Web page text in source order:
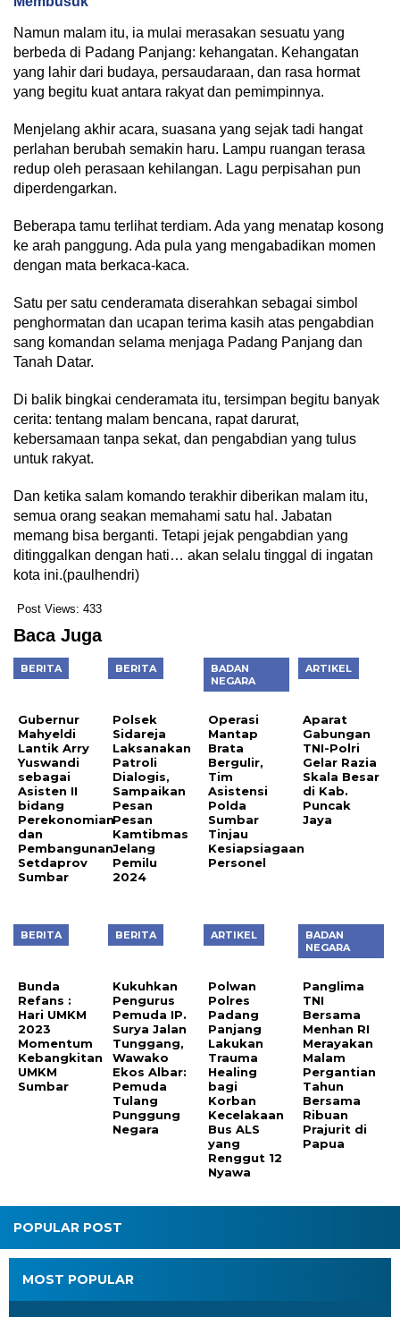
Namun malam itu, ia mulai merasakan sesuatu yang
berbeda di Padang Panjang: kehangatan. Kehangatan
yang lahir dari budaya, persaudaraan, dan rasa hormat
yang begitu kuat antara rakyat dan pemimpinnya.
Menjelang akhir acara, suasana yang sejak tadi hangat
perlahan berubah semakin haru. Lampu ruangan terasa
redup oleh perasaan kehilangan. Lagu perpisahan pun
diperdengarkan.
Beberapa tamu terlihat terdiam. Ada yang menatap kosong
ke arah panggung. Ada pula yang mengabadikan momen
dengan mata berkaca-kaca.
Satu per satu cenderamata diserahkan sebagai simbol
penghormatan dan ucapan terima kasih atas pengabdian
sang komandan selama menjaga Padang Panjang dan
Tanah Datar.
Di balik bingkai cenderamata itu, tersimpan begitu banyak
cerita: tentang malam bencana, rapat darurat,
kebersamaan tanpa sekat, dan pengabdian yang tulus
untuk rakyat.
Dan ketika salam komando terakhir diberikan malam itu,
semua orang seakan memahami satu hal. Jabatan
memang bisa berganti. Tetapi jejak pengabdian yang
ditinggalkan dengan hati… akan selalu tinggal di ingatan
kota ini.(paulhendri)
Post Views: 433
Baca Juga
BERITA
Gubernur
Mahyeldi
Lantik Arry
Yuswandi
sebagai
Asisten II
bidang
Perekonomian
dan
Pembangunan
Setdaprov
Sumbar
BERITA
Polsek
Sidareja
Laksanakan
Patroli
Dialogis,
Sampaikan
Pesan
Pesan
Kamtibmas
Jelang
Pemilu
2024
BADAN
NEGARA
Operasi
Mantap
Brata
Bergulir,
Tim
Asistensi
Polda
Sumbar
Tinjau
Kesiapsiagaan
Personel
ARTIKEL
Aparat
Gabungan
TNI-Polri
Gelar Razia
Skala Besar
di Kab.
Puncak
Jaya
BERITA
Bunda
Refans :
Hari UMKM
2023
Momentum
Kebangkitan
UMKM
Sumbar
BERITA
Kukuhkan
Pengurus
Pemuda IP.
Surya Jalan
Tunggang,
Wawako
Ekos Albar:
Pemuda
Tulang
Punggung
Negara
ARTIKEL
Polwan
Polres
Padang
Panjang
Lakukan
Trauma
Healing
bagi
Korban
Kecelakaan
Bus ALS
yang
Renggut 12
Nyawa
BADAN
NEGARA
Panglima
TNI
Bersama
Menhan RI
Merayakan
Malam
Pergantian
Tahun
Bersama
Ribuan
Prajurit di
Papua
POPULAR POST
MOST POPULAR